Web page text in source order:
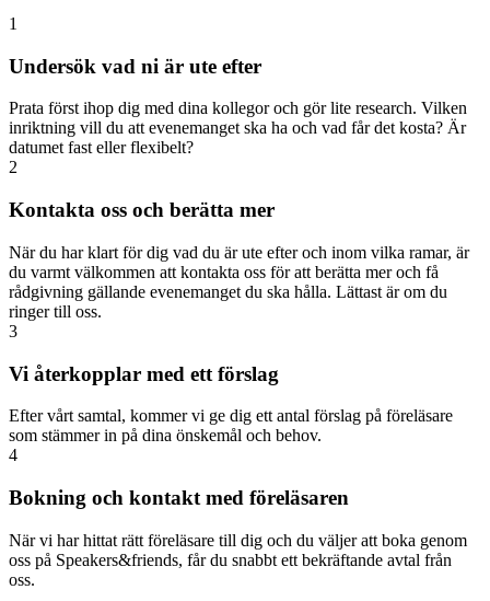
1
Undersök vad ni är ute efter
Prata först ihop dig med dina kollegor och gör lite research. Vilken
inriktning vill du att evenemanget ska ha och vad får det kosta? Är
datumet fast eller flexibelt?
2
Kontakta oss och berätta mer
När du har klart för dig vad du är ute efter och inom vilka ramar, är
du varmt välkommen att kontakta oss för att berätta mer och få
rådgivning gällande evenemanget du ska hålla. Lättast är om du
ringer till oss.
3
Vi återkopplar med ett förslag
Efter vårt samtal, kommer vi ge dig ett antal förslag på föreläsare
som stämmer in på dina önskemål och behov.
4
Bokning och kontakt med föreläsaren
När vi har hittat rätt föreläsare till dig och du väljer att boka genom
oss på Speakers&friends, får du snabbt ett bekräftande avtal från
oss.